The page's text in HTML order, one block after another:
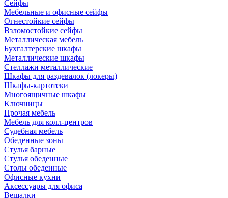
Сейфы
Мебельные и офисные сейфы
Огнестойкие сейфы
Взломостойкие сейфы
Металлическая мебель
Бухгалтерские шкафы
Металлические шкафы
Стеллажи металлические
Шкафы для раздевалок (локеры)
Шкафы-картотеки
Многоящичные шкафы
Ключницы
Прочая мебель
Мебель для колл-центров
Судебная мебель
Обеденные зоны
Стулья барные
Стулья обеденные
Столы обеденные
Офисные кухни
Аксессуары для офиса
Вешалки